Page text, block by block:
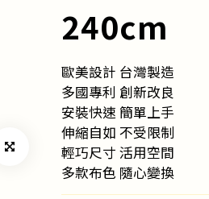
240cm
歐美設計 台灣製造
多國專利 創新改良
安裝快速 簡單上手
伸縮自如 不受限制
輕巧尺寸 活用空間
多款布色 隨心變換